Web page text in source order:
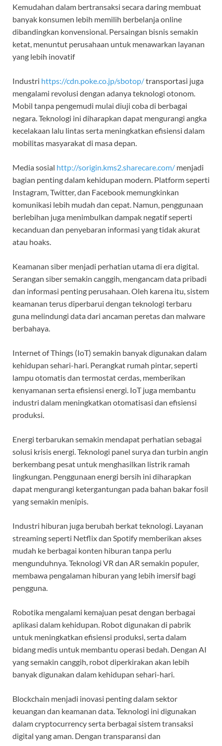
Kemudahan dalam bertransaksi secara daring membuat
banyak konsumen lebih memilih berbelanja online
dibandingkan konvensional. Persaingan bisnis semakin
ketat, menuntut perusahaan untuk menawarkan layanan
yang lebih inovatif
Industri https://cdn.poke.co.jp/sbotop/transportasi juga
mengalami revolusi dengan adanya teknologi otonom.
Mobil tanpa pengemudi mulai diuji coba di berbagai
negara. Teknologi ini diharapkan dapat mengurangi angka
kecelakaan lalu lintas serta meningkatkan efisiensi dalam
mobilitas masyarakat di masa depan.
Media sosial http://sorigin.kms2.sharecare.com/ menjadi
bagian penting dalam kehidupan modern. Platform seperti
Instagram, Twitter, dan Facebook memungkinkan
komunikasi lebih mudah dan cepat. Namun, penggunaan
berlebihan juga menimbulkan dampak negatif seperti
kecanduan dan penyebaran informasi yang tidak akurat
atau hoaks.
Keamanan siber menjadi perhatian utama di era digital.
Serangan siber semakin canggih, mengancam data pribadi
dan informasi penting perusahaan. Oleh karena itu, sistem
keamanan terus diperbarui dengan teknologi terbaru
guna melindungi data dari ancaman peretas dan malware
berbahaya.
Internet of Things (IoT) semakin banyak digunakan dalam
kehidupan sehari-hari. Perangkat rumah pintar, seperti
lampu otomatis dan termostat cerdas, memberikan
kenyamanan serta efisiensi energi. IoT juga membantu
industri dalam meningkatkan otomatisasi dan efisiensi
produksi.
Energi terbarukan semakin mendapat perhatian sebagai
solusi krisis energi. Teknologi panel surya dan turbin angin
berkembang pesat untuk menghasilkan listrik ramah
lingkungan. Penggunaan energi bersih ini diharapkan
dapat mengurangi ketergantungan pada bahan bakar fosil
yang semakin menipis.
Industri hiburan juga berubah berkat teknologi. Layanan
streaming seperti Netflix dan Spotify memberikan akses
mudah ke berbagai konten hiburan tanpa perlu
mengunduhnya. Teknologi VR dan AR semakin populer,
membawa pengalaman hiburan yang lebih imersif bagi
pengguna.
Robotika mengalami kemajuan pesat dengan berbagai
aplikasi dalam kehidupan. Robot digunakan di pabrik
untuk meningkatkan efisiensi produksi, serta dalam
bidang medis untuk membantu operasi bedah. Dengan AI
yang semakin canggih, robot diperkirakan akan lebih
banyak digunakan dalam kehidupan sehari-hari.
Blockchain menjadi inovasi penting dalam sektor
keuangan dan keamanan data. Teknologi ini digunakan
dalam cryptocurrency serta berbagai sistem transaksi
digital yang aman. Dengan transparansi dan